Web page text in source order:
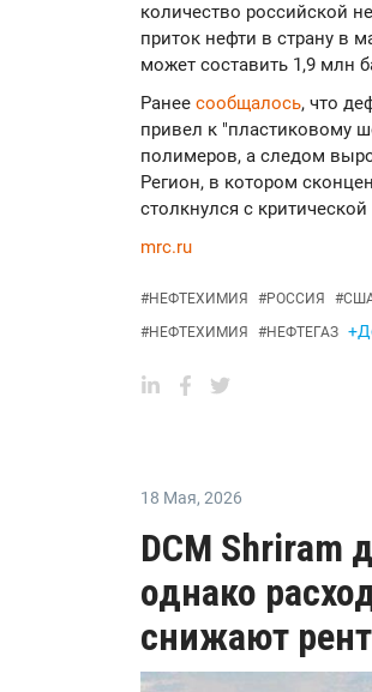
количество российской
приток нефти в страну в
может составить 1,9 млн
Ранее сообщалось, что
привел к "пластиковому
полимеров, а следом
Регион, в котором
столкнулся с
mrc.ru
#НЕФТЕХИМИЯ #РОССИЯ #
#НЕФТЕХИМИЯ #НЕФТЕГАЗ
18 Мая, 2026
DCM Shriram
однако
снижают